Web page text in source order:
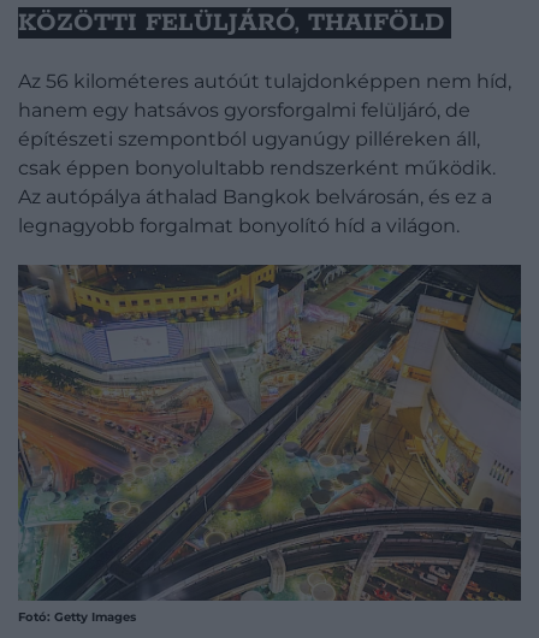
KÖZÖTTI FELÜLJÁRÓ, THAIFÖLD
Az 56 kilométeres autóút tulajdonképpen nem híd,
hanem egy hatsávos gyorsforgalmi felüljáró, de
építészeti szempontból ugyanúgy pilléreken áll,
csak éppen bonyolultabb rendszerként működik.
Az autópálya áthalad Bangkok belvárosán, és ez a
legnagyobb forgalmat bonyolító híd a világon.
Fotó: Getty Images